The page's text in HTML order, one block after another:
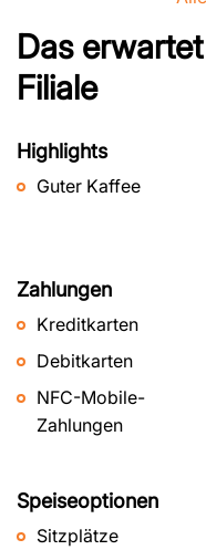
Das
Filiale
Highlights
Guter Kaffee
Zahlungen
Kreditkarten
Debitkarten
NFC-Mobile-
Zahlungen
Speiseoptionen
Sitzplätze